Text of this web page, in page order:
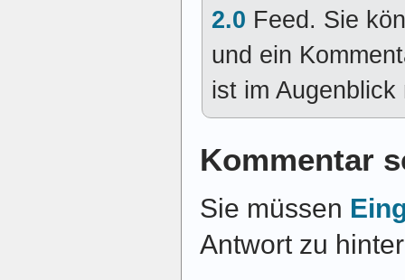
2.0 Feed. Sie
und ein
ist im
Kommentar
Sie müssen
Antwort zu